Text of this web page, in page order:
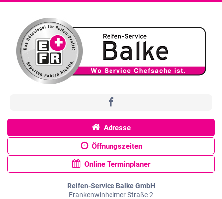
Adresse
Öffnungszeiten
Online Terminplaner
Reifen-Service Balke GmbH
Frankenwinheimer Straße 2